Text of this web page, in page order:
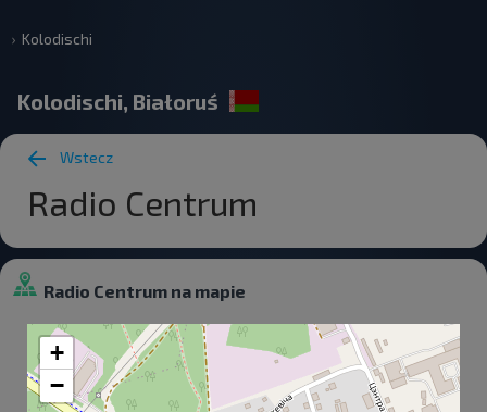
Kolodischi
Kolodischi, Białoruś
Wstecz
Radio Centrum
Radio Centrum na mapie
+
−